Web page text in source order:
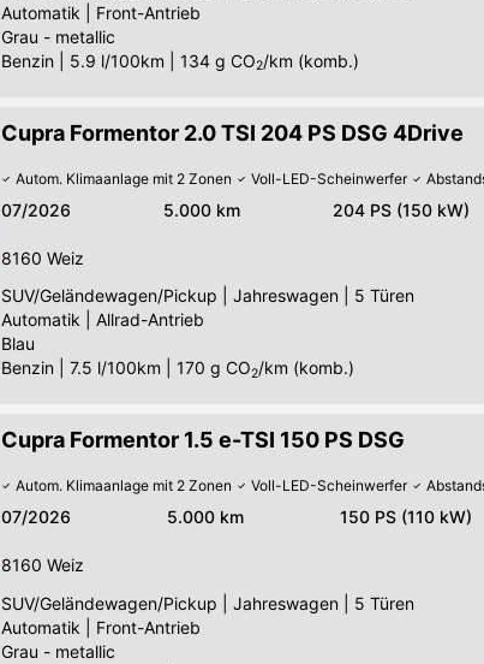
Automatik
Front-Antrieb
Grau - metallic
Benzin
5.9 l/100km 134 g CO2/km (komb.)
Cupra Formentor 2.0 TSI 204 PS DSG 4Drive
Autom. Klimaanlage mit 2 Zonen Voll-LED-Scheinwerfer
07/2026 5.000 km 204 PS (150 kW)
8160 Weiz
SUV/Geländewagen/Pickup
Jahreswagen
5 Türen
Automatik
Allrad-Antrieb
Blau
Benzin
7.5 l/100km 170 g CO2/km (komb.)
Cupra Formentor 1.5 e-TSI 150 PS DSG
Autom. Klimaanlage mit 2 Zonen Voll-LED-Scheinwerfer
07/2026 5.000 km 150 PS (110 kW)
8160 Weiz
SUV/Geländewagen/Pickup
Jahreswagen
5 Türen
Automatik
Front-Antrieb
Grau - metallic